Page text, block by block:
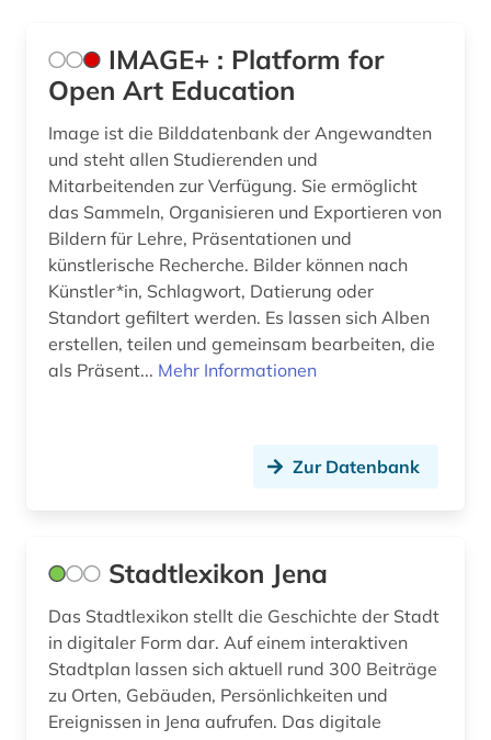
altenhilfe (1)
alter (1)
alternativbewegung (1)
altertum (3)
altertumswissenschaft (4)
altes buch (9)
altokzitanisch (1)
amerikanistik (1)
amsterdam (1)
amt (1)
amtliche informationen (1)
Deutschland (DDR) (10)
Estland (13)
Europa (53)
Finnland (16)
Frankreich (52)
GUS (6)
Griechenland (2)
Irland (16)
Island (5)
Israel (19)
Italien (38)
IMAGE+ : Platform for
Open Art Education
Image ist die Bilddatenbank der Angewandten
und steht allen Studierenden und
Mitarbeitenden zur Verfügung. Sie ermöglicht
das Sammeln, Organisieren und Exportieren von
Bildern für Lehre, Präsentationen und
künstlerische Recherche. Bilder können nach
Künstler*in, Schlagwort, Datierung oder
Standort gefiltert werden. Es lassen sich Alben
erstellen, teilen und gemeinsam bearbeiten, die
als Präsent... Mehr Informationen
Zur Datenbank
Stadtlexikon Jena
Das Stadtlexikon stellt die Geschichte der Stadt
in digitaler Form dar. Auf einem interaktiven
Stadtplan lassen sich aktuell rund 300 Beiträge
zu Orten, Gebäuden, Persönlichkeiten und
Ereignissen in Jena aufrufen. Das digitale